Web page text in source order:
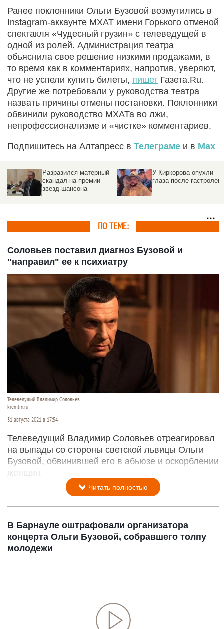
Ранее поклонники Ольги Бузовой возмутились в
Instagram-аккаунте МХАТ имени Горького отменой
спектакля «Чудесный грузин» с телеведущей в
одной из ролей. Администрация театра
объяснила свое решение низкими продажами, в
то время как в комментариях, напротив, уверяют,
что не успели купить билеты, пишет Газета.Ru.
Другие же потребовали у руководства театра
назвать причины отмены постановки. Поклонники
обвинили руководство МХАТа во лжи,
непрофессионализме и «чистке» комментариев.
Подпишитесь на Алтапресс в Телеграме и в Max
Разразился матерный
скандал на премии
звезд шансона
У Киркорова опухли
глаза после гастролей
ПО ТЕМЕ:
Соловьев поставил диагноз Бузовой и
"направил" ее к психиатру
Телеведущий Владимир Соловьев.
kremlin.ru
31 августа 2021 в 17:54
Телеведущий Владимир Соловьев отреагировал
на выпады со стороны светской львицы Ольги
Бузовой, обвинившей его в абьюзе и оскорблении
женщин.
Читать полностью
В Барнауле оштрафовали организатора
концерта Ольги Бузовой, собравшего толпу
молодежи